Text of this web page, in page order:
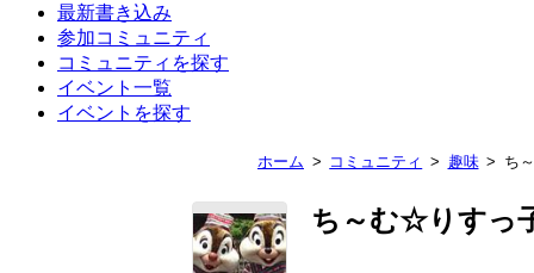
最新書き込み
参加コミュニティ
コミュニティを探す
イベント一覧
イベントを探す
ホーム コミュニティ 趣味 ち
ち～む☆りすっ